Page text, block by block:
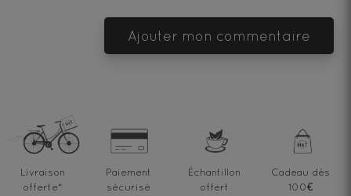
Ajouter mon commentaire
Livraison
offerte*
Paiement
sécurisé
Échantillon
offert
Cadeau dès
100€